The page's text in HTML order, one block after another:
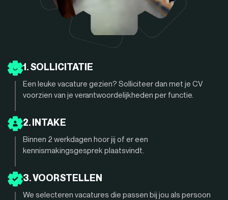
1. SOLLICITATIE
Een leuke vacature gezien? Solliciteer dan met je CV
voorzien van je verantwoordelijkheden per functie.
2. INTAKE
Binnen 2 werkdagen hoor jij of er een
kennismakingsgesprek plaatsvindt.
3. VOORSTELLEN
We selecteren vacatures die passen bij jou als persoon